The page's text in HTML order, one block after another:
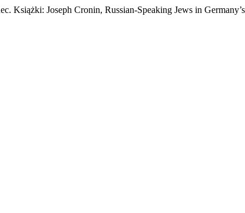
Joseph Cronin, Russian-Speaking Jews in